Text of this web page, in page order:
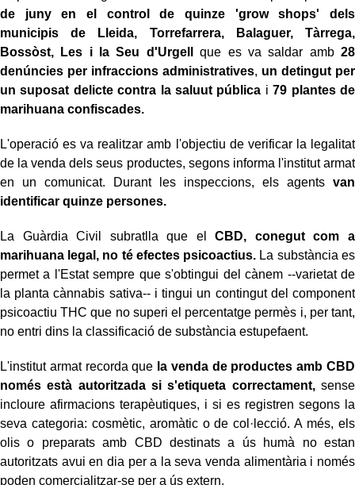
de juny en el control de quinze 'grow shops' dels
municipis de Lleida, Torrefarrera, Balaguer, Tàrrega,
Bossòst, Les i la Seu d'Urgell
que es va saldar amb 28
denúncies per infraccions administratives, un detingut per
un suposat delicte contra la saluut pública i79 plantes de
marihuana confiscades.
L'operació es va realitzar amb l'objectiu de verificar la legalitat
de la venda dels seus productes, segons informa l'institut armat
en un comunicat. Durant les inspeccions, els agents van
identificar quinze persones.
La Guàrdia Civil subratlla que el
CBD, conegut com a
marihuana legal, no té efectes psicoactius. La substància es
permet a l'Estat sempre que s'obtingui del cànem --varietat de
la planta cànnabis sativa-- i tingui un contingut del component
psicoactiu THC que no superi el percentatge permès i, per tant,
no entri dins la classificació de substància estupefaent.
L'institut armat recorda que la venda de productes amb CBD
només està autoritzada si s'etiqueta correctament,sense
incloure afirmacions terapèutiques, i si es registren segons la
seva categoria: cosmètic, aromàtic o de col·lecció. A més, els
olis o preparats amb CBD destinats a ús humà no estan
autoritzats avui en dia per a la seva venda alimentària i només
poden comercialitzar-se per a ús extern.